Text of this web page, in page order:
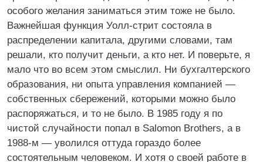
особого желания заниматься этим тоже не было.
Важнейшая функция Уолл-стрит состояла в
распределении капитала, другими словами, там
решали, кто получит деньги, а кто нет. И поверьте, я
мало что во всем этом смыслил. Ни бухгалтерского
образования, ни опыта управления компанией —
собственных сбережений, которыми можно было
распоряжаться, и то не было. В 1985 году я по
чистой случайности попал в Salomon Brothers, а в
1988-м — уволился оттуда гораздо более
состоятельным человеком. И хотя о своей работе в